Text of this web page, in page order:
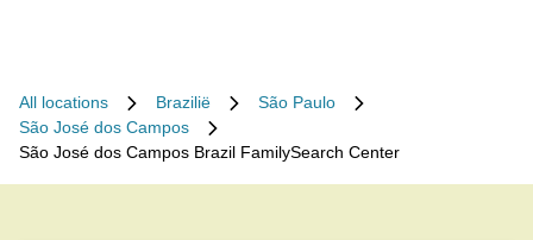
All locations Brazilië
São Paulo
São José dos Campos
São José dos Campos Brazil FamilySearch Center